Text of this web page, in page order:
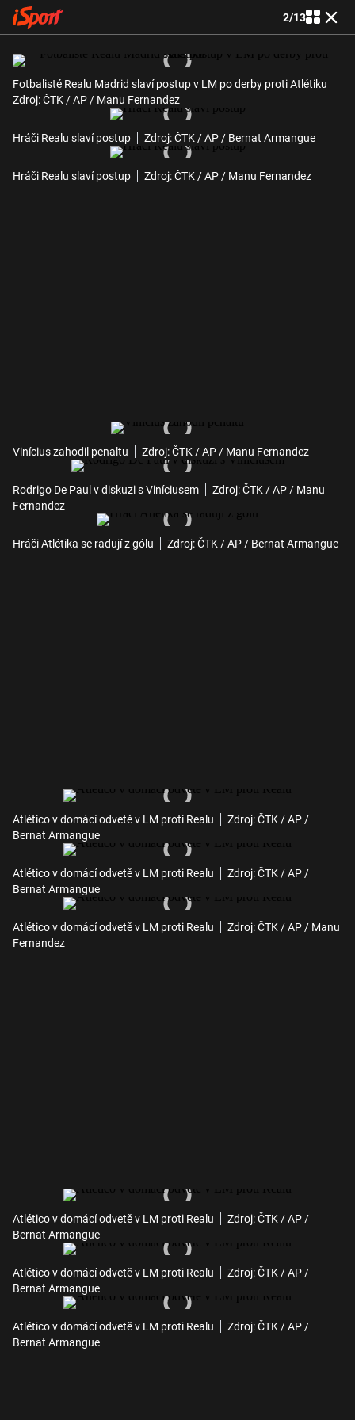
2/13
Fotbalisté Realu Madrid slaví postup v LM po derby proti Atlétiku
Zdroj: ČTK / AP / Manu Fernandez
Hráči Realu slaví postup Zdroj: ČTK / AP / Bernat Armangue
Hráči Realu slaví postup Zdroj: ČTK / AP / Manu Fernandez
Vinícius zahodil penaltu Zdroj: ČTK / AP / Manu Fernandez
Rodrigo De Paul v diskuzi s Viníciusem
Zdroj: ČTK / AP / Manu
Fernandez
Hráči Atlétika se radují z gólu Zdroj: ČTK / AP / Bernat Armangue
Atlético v domácí odvetě v LM proti Realu
Zdroj: ČTK / AP /
Bernat Armangue
Atlético v domácí odvetě v LM proti Realu
Zdroj: ČTK / AP /
Bernat Armangue
Atlético v domácí odvetě v LM proti Realu
Zdroj: ČTK / AP / Manu
Fernandez
Atlético v domácí odvetě v LM proti Realu
Zdroj: ČTK / AP /
Bernat Armangue
Atlético v domácí odvetě v LM proti Realu
Zdroj: ČTK / AP /
Bernat Armangue
Atlético v domácí odvetě v LM proti Realu
Zdroj: ČTK / AP /
Bernat Armangue